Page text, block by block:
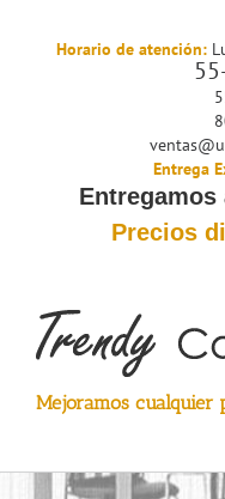
Horario de atención:
Entrega
Entregamos
Precios
Mejoramos cualquier